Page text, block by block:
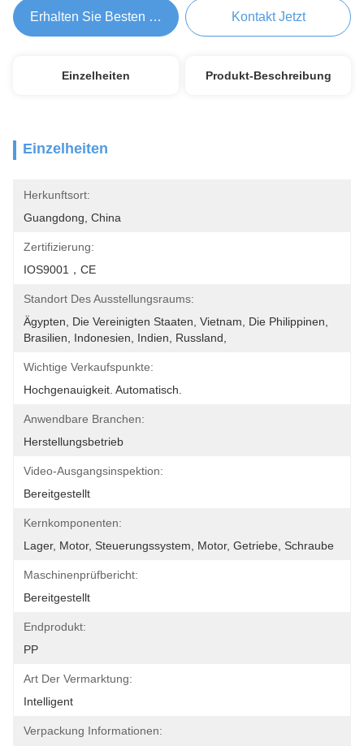
Erhalten Sie Besten Preis Kontakt Jetzt
Einzelheiten Produkt-Beschreibung
Einzelheiten
Herkunftsort:
Guangdong, China
Zertifizierung:
IOS9001，CE
Standort Des Ausstellungsraums:
Ägypten, Die Vereinigten Staaten, Vietnam, Die Philippinen,
Brasilien, Indonesien, Indien, Russland,
Wichtige Verkaufspunkte:
Hochgenauigkeit. Automatisch.
Anwendbare Branchen:
Herstellungsbetrieb
Video-Ausgangsinspektion:
Bereitgestellt
Kernkomponenten:
Lager, Motor, Steuerungssystem, Motor, Getriebe, Schraube
Maschinenprüfbericht:
Bereitgestellt
Endprodukt:
PP
Art Der Vermarktung:
Intelligent
Verpackung Informationen: